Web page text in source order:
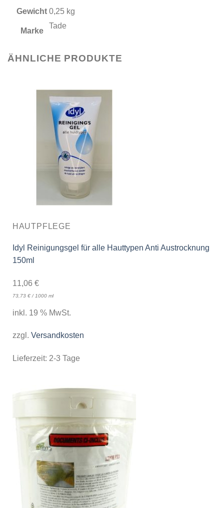
Gewicht 0,25 kg
Marke
Tade
ÄHNLICHE PRODUKTE
HAUTPFLEGE
Idyl Reinigungsgel für alle Hauttypen Anti Austrocknung
150ml
11,06 €
73,73 €/ 1000 ml
inkl. 19 % MwSt.
zzgl. Versandkosten
Lieferzeit: 2-3 Tage